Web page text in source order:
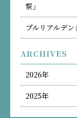
察」
プルリアルデ
ARCHIVES
2026年
2025年